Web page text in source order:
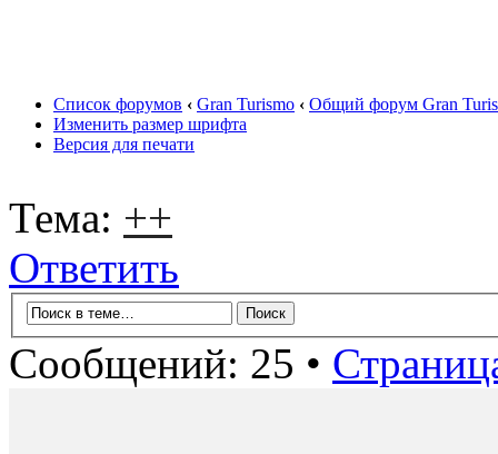
Список форумов ‹ Gran Turismo ‹ Общий форум Gran
Изменить размер шрифта
Версия для печати
Тема: ++
Ответить
Сообщений: 25 •